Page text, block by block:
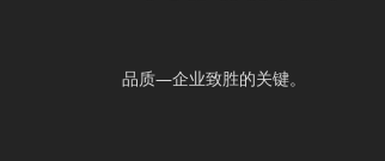
品质—企业致胜的关键。